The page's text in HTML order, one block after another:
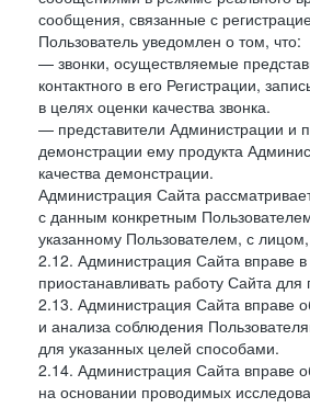
сообщения, связанные с
Пользователь уведомлен о том, что:
— звонки, осуществляемые
контактного в его Регистрации,
в целях оценки качества звонка.
— представители Администрации и
демонстрации ему продукта
качества демонстрации.
Администрация Сайта
с данным конкретным
указанному Пользователем, с
2.12. Администрация Сайта вправе
приостанавливать работу Сайта
2.13. Администрация Сайта вправе
и анализа соблюдения
для указанных целей способами.
2.14. Администрация Сайта вправе
на основании проводимых